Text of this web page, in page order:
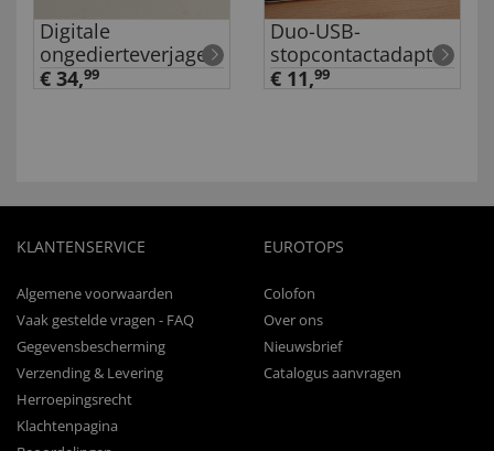
Digitale
ongedierteverjager
€ 34,99
Duo-USB-
stopcontactadapter
€ 11,99
KLANTENSERVICE
Algemene voorwaarden
Vaak gestelde vragen - FAQ
Gegevensbescherming
Verzending & Levering
Herroepingsrecht
Klachtenpagina
EUROTOPS
Colofon
Over ons
Nieuwsbrief
Catalogus aanvragen